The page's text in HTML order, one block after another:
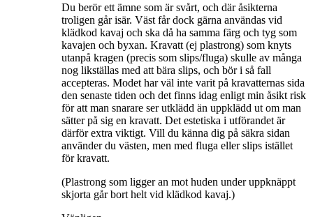
Du berör ett ämne som är svårt, och där åsikterna
troligen går isär. Väst får dock gärna användas vid
klädkod kavaj och ska då ha samma färg och tyg som
kavajen och byxan. Kravatt (ej plastrong) som knyts
utanpå kragen (precis som slips/fluga) skulle av många
nog likställas med att bära slips, och bör i så fall
accepteras. Modet har väl inte varit på kravatternas sida
den senaste tiden och det finns idag enligt min åsikt risk
för att man snarare ser utklädd än uppklädd ut om man
sätter på sig en kravatt. Det estetiska i utförandet är
därför extra viktigt. Vill du känna dig på säkra sidan
använder du västen, men med fluga eller slips istället
för kravatt.
(Plastrong som ligger an mot huden under uppknäppt
skjorta går bort helt vid klädkod kavaj.)